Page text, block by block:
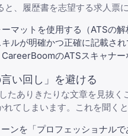
と、履歴書を志望する求人
マットを使用する（ATSの
ルが明確かつ正確に記載さ
のATSスキャナ
い回し」を避ける
たありきたりな文章を見抜
てしまいます。これを聞く
ンを「プロフェッショナル